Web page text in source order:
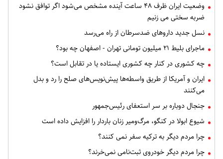
وضعیت ایران ظرف ۴۸ ساعت آینده مشخص می‌شود اگر توافق نشود
ضربه سختی می زنیم
نسل جدید داروهای ضدسرطان از راه می‌رسد
ماجرای بلیط ۲۱ میلیون تومانی تهران - اصفهان چه بود؟
چه کشوری در کنار چه کشوری ایستاده یا در تقابل است؟
ایران و آمریکا از طریق واسطه‌ها پیش‌نویس‌های صلح را رد و بدل
می‌کنند
جنجال دوباره بر سر استعفای رئیس‌جمهور
شیوع ابولا در کنگو، مرگ‌ومیر زنان باردار را افزایش داده است
چرا مردم دیگر به ترکیه سفر نمی کنند؟
چرا مردم دیگر خودروی ثبت‌نامی نمی‌خرند؟